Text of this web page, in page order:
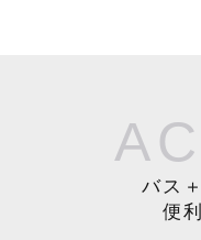
バス
便